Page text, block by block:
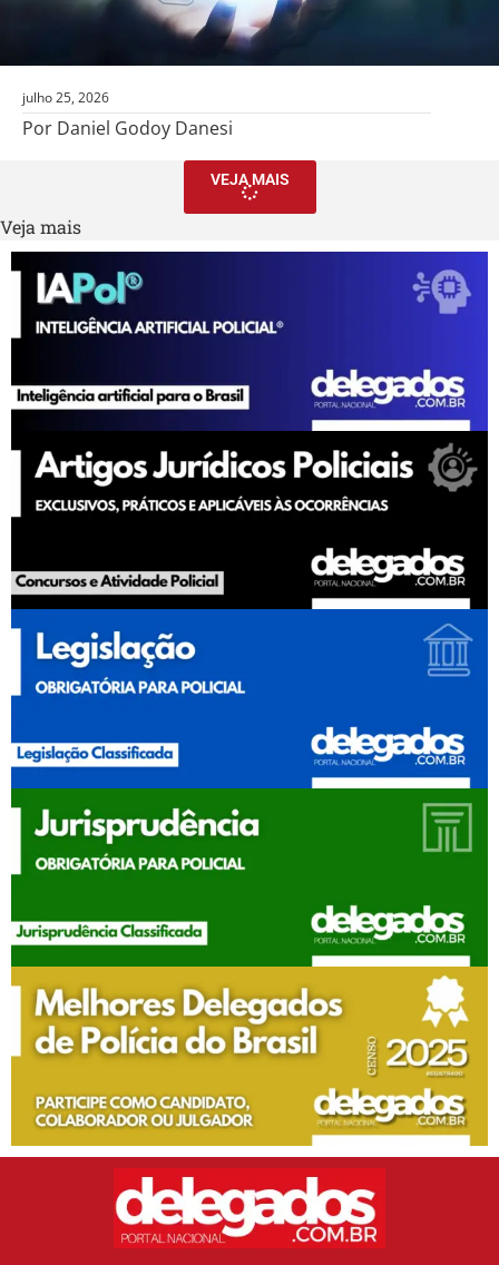
julho 25, 2026
Por Daniel Godoy Danesi
VEJA MAIS
Veja mais